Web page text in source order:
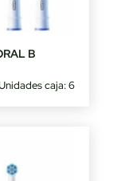
B
caja: 6